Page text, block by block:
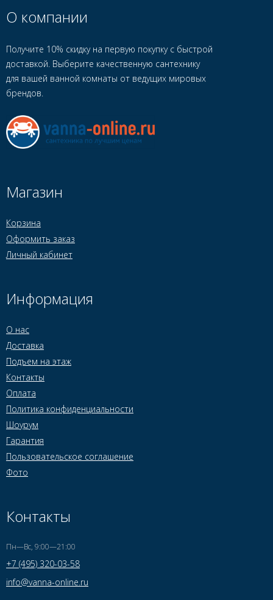
О компании
Получите 10% скидку на первую покупку с быстрой
доставкой. Выберите качественную сантехнику
для вашей ванной комнаты от ведущих мировых
брендов.
Магазин
Корзина
Оформить заказ
Личный кабинет
Информация
О нас
Доставка
Подъем на этаж
Контакты
Оплата
Политика конфиденциальности
Шоурум
Гарантия
Пользовательское соглашение
Фото
Контакты
Пн—Вс, 9:00—21:00
+7 (495) 320-03-58
info@vanna-online.ru